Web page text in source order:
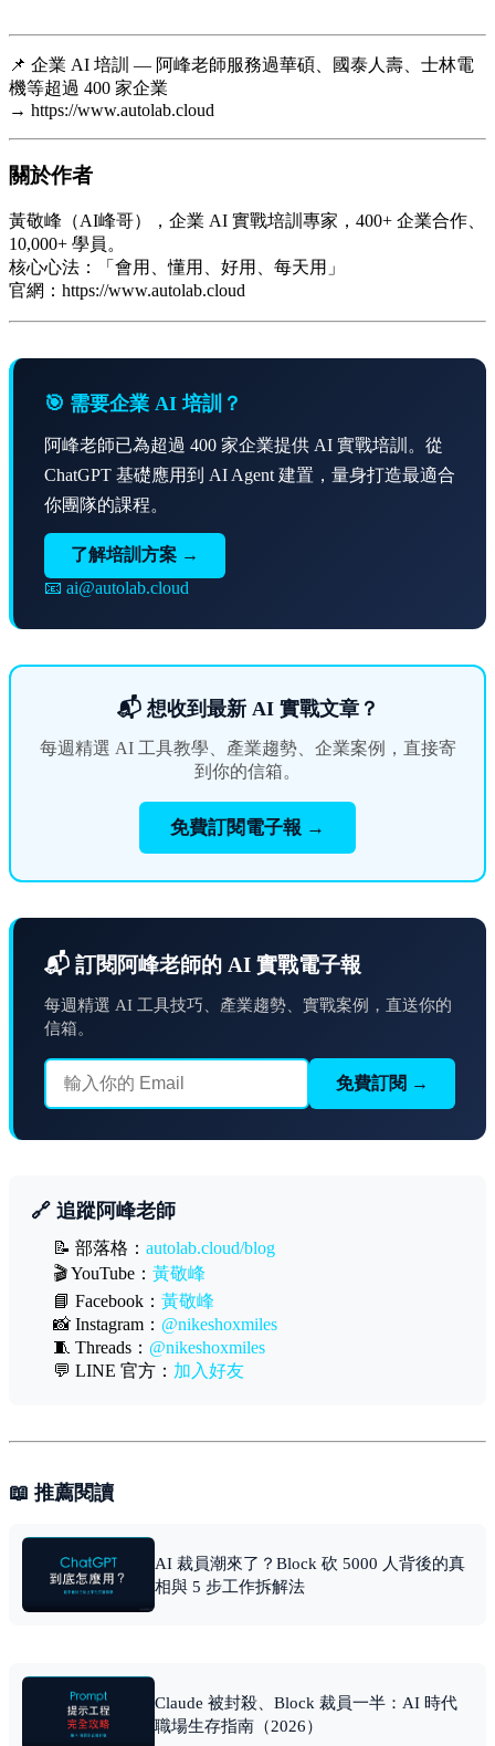
📌 企業 AI 培訓 — 阿峰老師服務過華碩、國泰人壽、士林電
機等超過 400 家企業
→ https://www.autolab.cloud
關於作者
黃敬峰（AI峰哥），企業 AI 實戰培訓專家，400+ 企業合作、
10,000+ 學員。
核心心法：「會用、懂用、好用、每天用」
官網：https://www.autolab.cloud
🎯 需要企業 AI 培訓？
阿峰老師已為超過 400 家企業提供 AI 實戰培訓。從
ChatGPT 基礎應用到 AI Agent 建置，量身打造最適合
你團隊的課程。
了解培訓方案 →
📧 ai@autolab.cloud
📬 想收到最新 AI 實戰文章？
每週精選 AI 工具教學、產業趨勢、企業案例，直接寄
到你的信箱。
免費訂閱電子報 →
📬 訂閱阿峰老師的 AI 實戰電子報
每週精選 AI 工具技巧、產業趨勢、實戰案例，直送你的
信箱。
免費訂閱 →
🔗 追蹤阿峰老師
📝 部落格： autolab.cloud/blog
🎬 YouTube： 黃敬峰
📘 Facebook： 黃敬峰
📸 Instagram： @nikeshoxmiles
🧵 Threads： @nikeshoxmiles
💬 LINE 官方： 加入好友
📖 推薦閱讀
AI 裁員潮來了？Block 砍 5000 人背後的真
相與 5 步工作拆解法
Claude 被封殺、Block 裁員一半：AI 時代
職場生存指南（2026）